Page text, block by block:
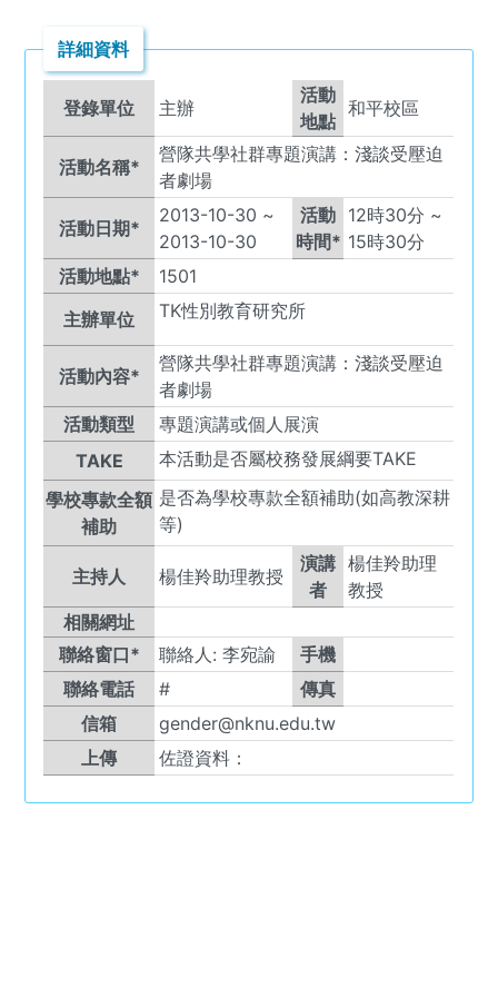
詳細資料
登錄單位 主辦
活動
地點
和平校區
活動名稱*
營隊共學社群專題演講：淺談受壓迫
者劇場
活動日期*
2013-10-30 ~
2013-10-30
活動
時間*
12時30
分 ~
15時30分
活動地點*
1501
主辦單位
TK性別教育研究所
活動內容*
營隊共學社群專題演講：淺談受壓迫
者劇場
活動類型
專題演講或個人展演
TAKE
本活動是否屬校務發展綱要TAKE
學校專款全額
補助
是否為學校專款全額補助(如高教深耕
等)
主持人 楊佳羚助理教授
演講
者
楊佳羚助理
教授
相關網址
聯絡窗口*
聯絡人: 李宛諭
手機
聯絡電話
#
傳真
信箱
gender@nknu.edu.tw
上傳
佐證資料：